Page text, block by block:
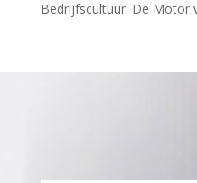
Bedrijfscultuur: De Motor